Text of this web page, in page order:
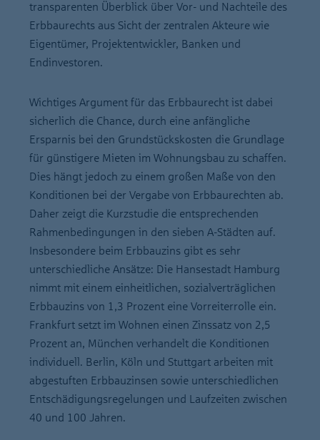
transparenten Überblick über Vor- und Nachteile des
Erbbaurechts aus Sicht der zentralen Akteure wie
Eigentümer, Projektentwickler, Banken und
Endinvestoren.
Wichtiges Argument für das Erbbaurecht ist dabei
sicherlich die Chance, durch eine anfängliche
Ersparnis bei den Grundstückskosten die Grundlage
für günstigere Mieten im Wohnungsbau zu schaffen.
Dies hängt jedoch zu einem großen Maße von den
Konditionen bei der Vergabe von Erbbaurechten ab.
Daher zeigt die Kurzstudie die entsprechenden
Rahmenbedingungen in den sieben A-Städten auf.
Insbesondere beim Erbbauzins gibt es sehr
unterschiedliche Ansätze: Die Hansestadt Hamburg
nimmt mit einem einheitlichen, sozialverträglichen
Erbbauzins von 1,3 Prozent eine Vorreiterrolle ein.
Frankfurt setzt im Wohnen einen Zinssatz von 2,5
Prozent an, München verhandelt die Konditionen
individuell. Berlin, Köln und Stuttgart arbeiten mit
abgestuften Erbbauzinsen sowie unterschiedlichen
Entschädigungsregelungen und Laufzeiten zwischen
40 und 100 Jahren.